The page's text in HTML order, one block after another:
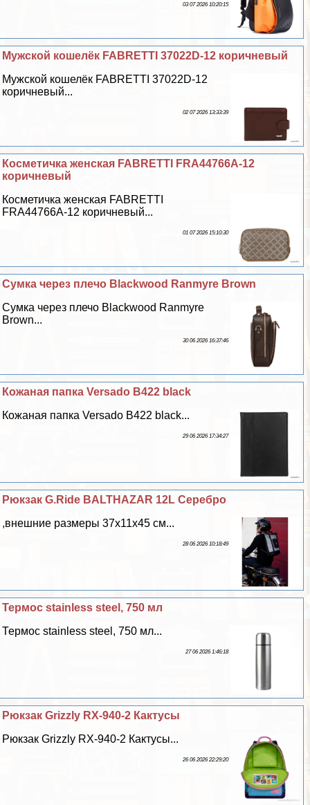
03 07 2026 10:20:15
Мужской кошелёк FABRETTI 37022D-12 коричневый
Мужской кошелёк FABRETTI 37022D-12
коричневый...
02 07 2026 13:33:39
Косметичка женская FABRETTI FRA44766A-12
коричневый
Косметичка женская FABRETTI
FRA44766A-12 коричневый...
01 07 2026 15:10:30
Сумка через плечо Blackwood Ranmyre Brown
Сумка через плечо Blackwood Ranmyre
Brown...
30 06 2026 16:37:46
Кожаная папка Versado B422 black
Кожаная папка Versado B422 black...
29 06 2026 17:34:27
Рюкзак G.Ride BALTHAZAR 12L Серебро
,внешние размеры 37x11x45 см...
28 06 2026 10:18:49
Термос stainless steel, 750 мл
Термос stainless steel, 750 мл...
27 06 2026 1:46:18
Рюкзак Grizzly RX-940-2 Кактусы
Рюкзак Grizzly RX-940-2 Кактусы...
26 06 2026 22:29:20